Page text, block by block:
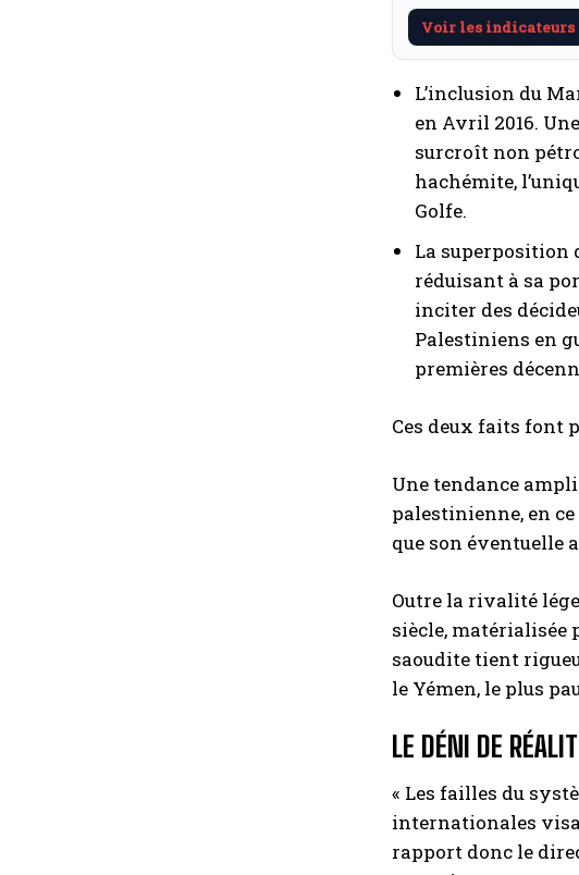
Voir les indicateurs
L’inclusion du
en Avril 2016.
surcroît non
hachémite,
Golfe.
La superposition
réduisant à sa
inciter des
Palestiniens en
premières
Ces deux faits font
Une tendance
palestinienne, en
que son éventuelle
Outre la rivalité
siècle, matérialisée
saoudite tient
le Yémen, le plus
LE DÉNI DE
« Les failles du
internationales
rapport donc le